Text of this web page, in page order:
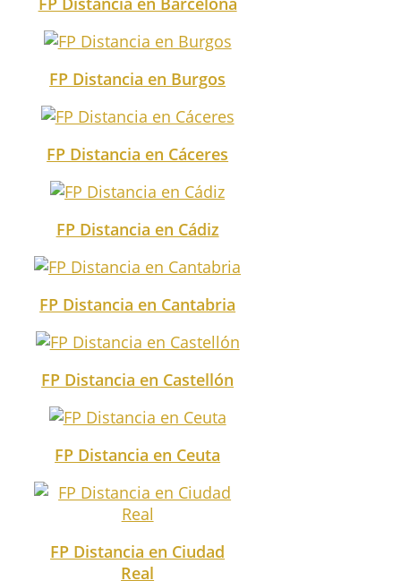
FP Distancia en Burgos
FP Distancia en Cáceres
FP Distancia en Cádiz
FP Distancia en Cantabria
FP Distancia en Castellón
FP Distancia en Ceuta
FP Distancia en Ciudad
Real